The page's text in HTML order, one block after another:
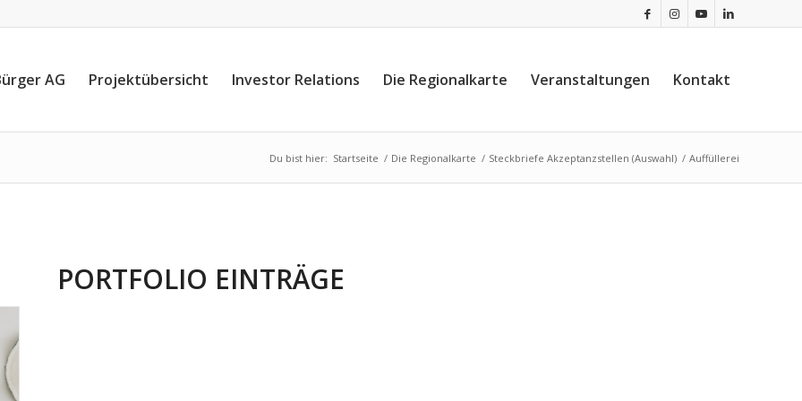
AG Projektübersicht Investor Relations Die Regionalkarte Veranstaltungen Kontakt
Du bist hier: Startseite / Die Regionalkarte / Steckbriefe Akzeptanzstellen (Auswahl) / Auffüllerei
PORTFOLIO EINTRÄGE